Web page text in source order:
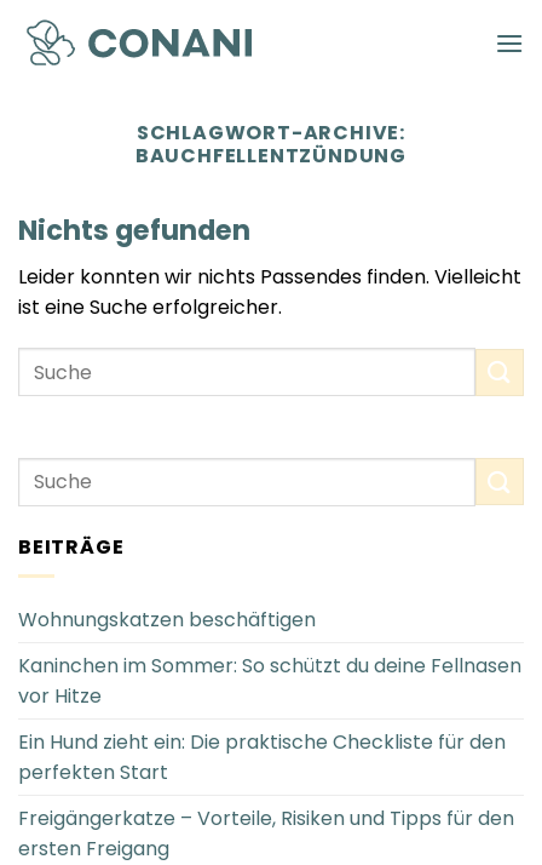
Zum
Inhalt
springen
SCHLAGWORT-ARCHIVE:
BAUCHFELLENTZÜNDUNG
Nichts gefunden
Leider konnten wir nichts Passendes finden. Vielleicht
ist eine Suche erfolgreicher.
BEITRÄGE
Wohnungskatzen beschäftigen
Kaninchen im Sommer: So schützt du deine Fellnasen
vor Hitze
Ein Hund zieht ein: Die praktische Checkliste für den
perfekten Start
Freigängerkatze – Vorteile, Risiken und Tipps für den
ersten Freigang